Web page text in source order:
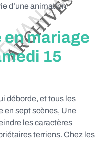
d’une animation
en mariage
15
déborde, et tous les
en sept scènes, Une
les caractères
terriens. Chez les